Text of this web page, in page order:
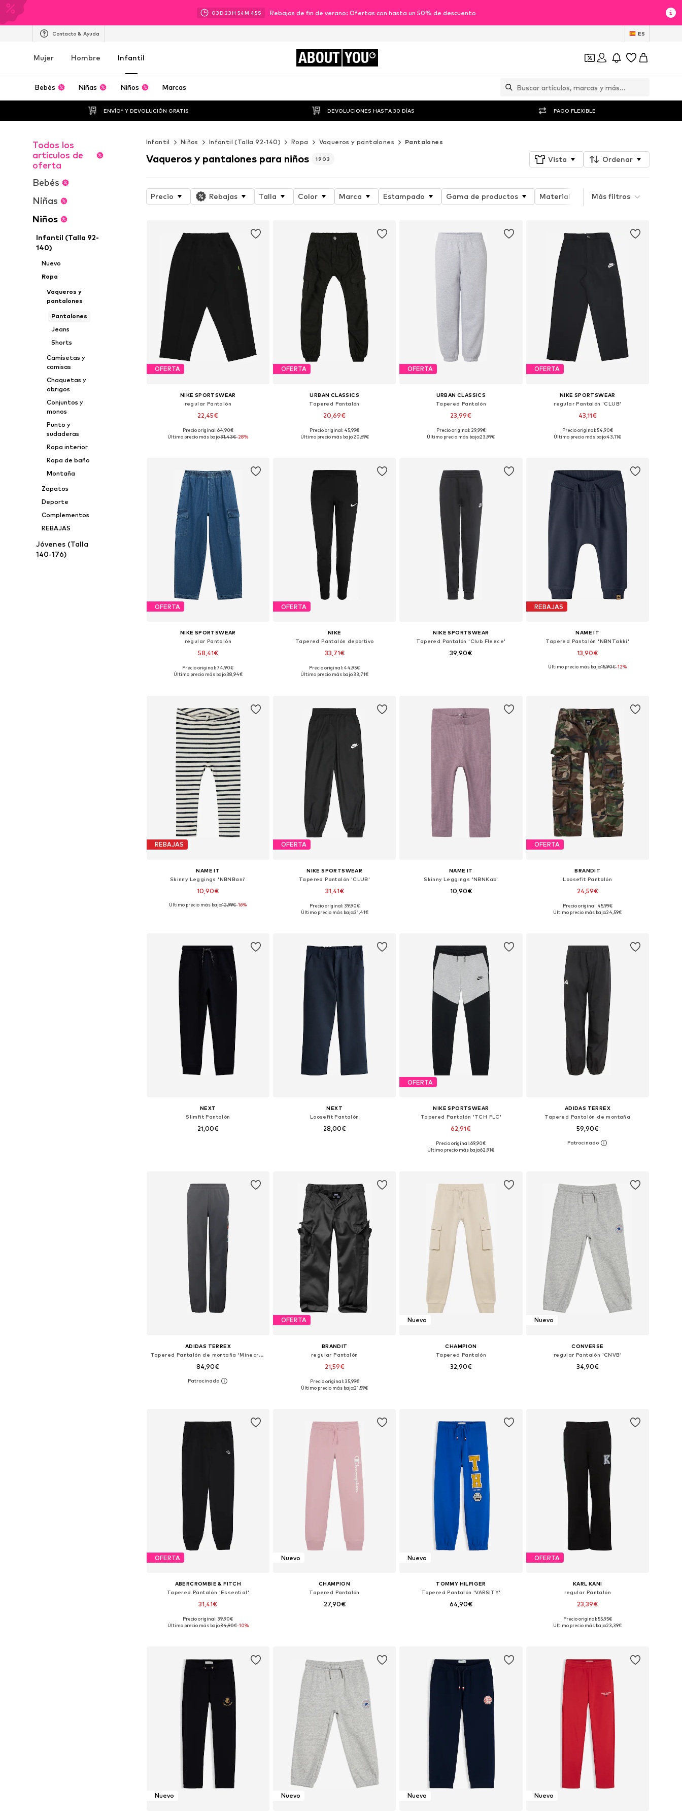
03D 23H 54M 42S Rebajas de fin de verano: Ofertas con hasta un 50% de descuento
Contacto & Ayuda ES
Mujer Hombre Infantil ABOUT YOU
Bebés Niñas Niños Marcas
ENVÍO* Y DEVOLUCIÓN GRATIS DEVOLUCIONES HASTA 30 DÍAS PAGO FLEXIBLE
Todos los
artículos de
oferta
Bebés
Niñas
Niños
Infantil (Talla 92-
140)
Nuevo
Ropa
Vaqueros y
pantalones
Pantalones
Jeans
Shorts
Camisetas y
camisas
Chaquetas y
abrigos
Conjuntos y
monos
Punto y
sudaderas
Ropa interior
Ropa de baño
Montaña
Zapatos
Deporte
Complementos
REBAJAS
Jóvenes (Talla
140-176)
Infantil Niños Infantil (Talla 92-140) Ropa Vaqueros y pantalones Pantalones
Vaqueros y pantalones para niños 1903 Vista Ordenar
Precio Rebajas Talla Color Marca Estampado Gama de productos Material Mundo temático
Más filtros
OFERTA
NIKE SPORTSWEAR
regular Pantalón
22,45€
Disponible en muchas tallas
Precio original: 64,90€
Último precio más bajo:31,43€-28%
OFERTA
URBAN CLASSICS
Tapered Pantalón
20,69€
Disponible en muchas tallas
Precio original: 45,99€
Último precio más bajo:20,69€
OFERTA
URBAN CLASSICS
Tapered Pantalón
23,99€
Precio original: 29,99€
Último precio más bajo:23,99€
OFERTA
NIKE SPORTSWEAR
regular Pantalón 'CLUB'
43,11€
Disponible en muchas tallas
Precio original: 54,90€
Último precio más bajo:43,11€
OFERTA
NIKE SPORTSWEAR
regular Pantalón
58,41€
Disponible en muchas tallas
Precio original: 74,90€
Último precio más bajo:38,94€
OFERTA
NIKE
Tapered Pantalón deportivo
33,71€
Disponible en muchas tallas
Precio original: 44,95€
Último precio más bajo:33,71€
NIKE SPORTSWEAR
Tapered Pantalón 'Club Fleece'
39,90€
REBAJAS
NAME IT
Tapered Pantalón 'NBNTakki'
13,90€
Disponible en muchas tallas
Último precio más bajo:15,90€-12%
REBAJAS
NAME IT
Skinny Leggings 'NBNBani'
10,90€
+5
Disponible en muchas tallas
Último precio más bajo:12,99€-16%
OFERTA
NIKE SPORTSWEAR
Tapered Pantalón 'CLUB'
31,41€
Disponible en muchas tallas
Precio original: 39,90€
Último precio más bajo:31,41€
NAME IT
Skinny Leggings 'NBNKab'
10,90€
OFERTA
BRANDIT
Loosefit Pantalón
24,59€
Disponible en muchas tallas
Precio original: 45,99€
Último precio más bajo:24,59€
NEXT
Slimfit Pantalón
21,00€
NEXT
Loosefit Pantalón
28,00€
OFERTA
NIKE SPORTSWEAR
Tapered Pantalón 'TCH FLC'
62,91€
Disponible en muchas tallas
Precio original: 69,90€
Último precio más bajo:62,91€
ADIDAS TERREX
Tapered Pantalón de montaña
59,90€
Disponible en muchas tallas
ADIDAS TERREX
Tapered Pantalón de montaña 'Minecraft'
84,90€
Disponible en muchas tallas
OFERTA
BRANDIT
regular Pantalón
21,59€
Precio original: 35,99€
Último precio más bajo:21,59€
Nuevo
CHAMPION
Tapered Pantalón
32,90€
Nuevo
CONVERSE
regular Pantalón 'CNVB'
34,90€
OFERTA
ABERCROMBIE & FITCH
Tapered Pantalón 'Essential'
31,41€
Disponible en muchas tallas
Precio original: 39,90€
Último precio más bajo:34,90€-10%
Nuevo
CHAMPION
Tapered Pantalón
27,90€
Nuevo
TOMMY HILFIGER
Tapered Pantalón 'VARSITY'
64,90€
OFERTA
KARL KANI
regular Pantalón
23,39€
Disponible en muchas tallas
Precio original: 55,95€
Último precio más bajo:23,39€
Nuevo Nuevo Nuevo Nuevo